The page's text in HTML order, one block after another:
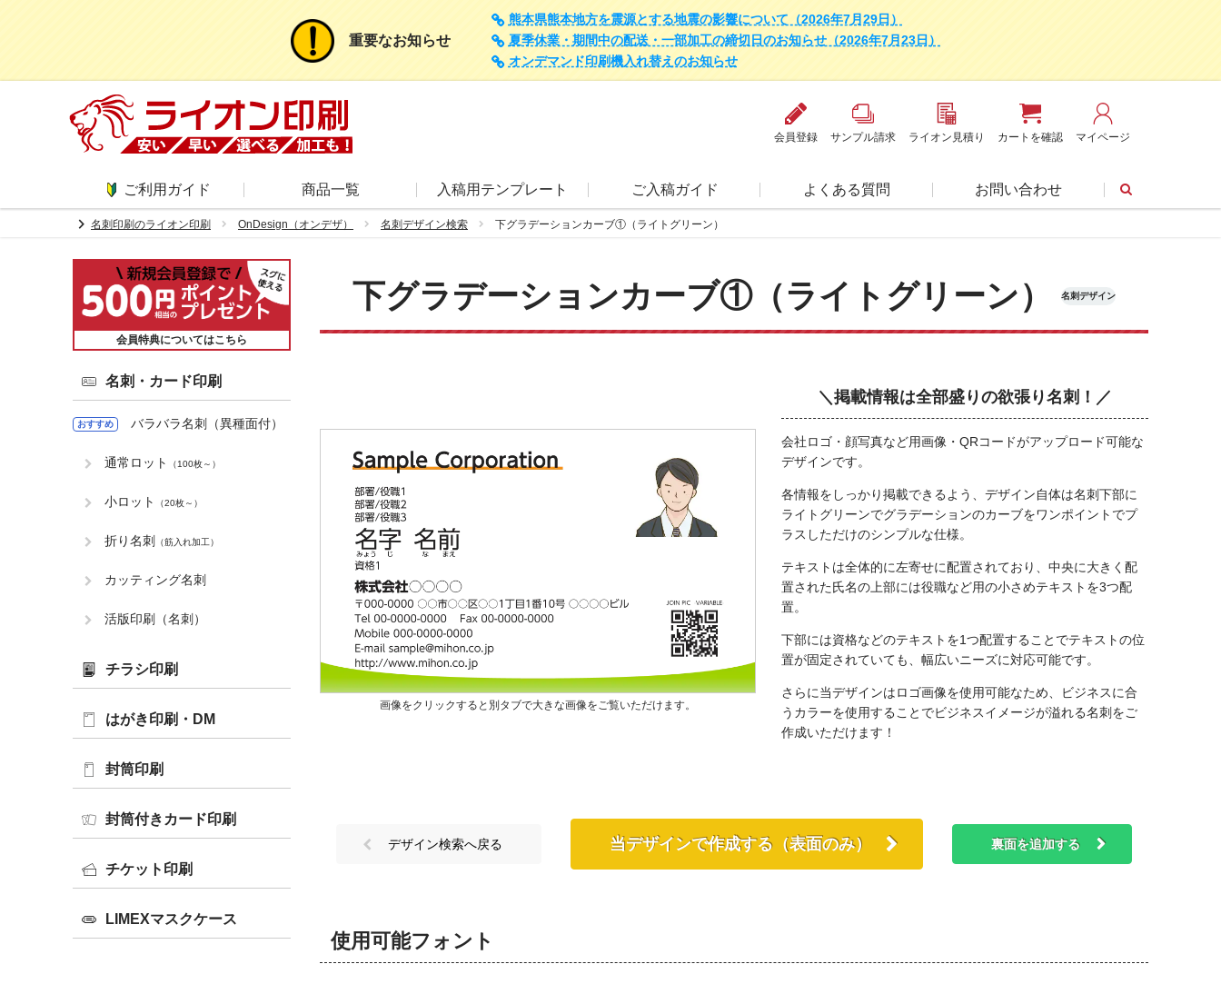
重要なお知らせ
熊本県熊本地方を震源とする地震の影響について（2026年7月29日）
夏季休業・期間中の配送・一部加工の締切日のお知らせ（2026年7月23日）
オンデマンド印刷機入れ替えのお知らせ
会員登録 サンプル請求 ライオン見積り カートを確認 マイページ
ご利用ガイド 商品一覧 入稿用テンプレート ご入稿ガイド よくある質問 お問い合わせ
chevron_right 名刺印刷のライオン印刷 OnDesign（オンデザ） 名刺デザイン検索 下グラデーションカーブ①（ライトグリーン）
下グラデーションカーブ①（ライトグリーン） 名刺デザイン
画像をクリックすると別タブで大きな画像をご覧いただけます。
＼掲載情報は全部盛りの欲張り名刺！／
会社ロゴ・顔写真など用画像・QRコードがアップロード可能な
デザインです。
各情報をしっかり掲載できるよう、デザイン自体は名刺下部に
ライトグリーンでグラデーションのカーブをワンポイントでプ
ラスしただけのシンプルな仕様。
テキストは全体的に左寄せに配置されており、中央に大きく配
置された氏名の上部には役職など用の小さめテキストを3つ配
置。
下部には資格などのテキストを1つ配置することでテキストの位
置が固定されていても、幅広いニーズに対応可能です。
さらに当デザインはロゴ画像を使用可能なため、ビジネスに合
うカラーを使用することでビジネスイメージが溢れる名刺をご
作成いただけます！
デザイン検索へ戻る 当デザインで作成する（表面のみ） 裏面を追加する
使用可能フォント
会員特典についてはこちら
名刺・カード印刷
おすすめ バラバラ名刺（異種面付）
通常ロット （100枚～）
小ロット （20枚～）
折り名刺 （筋入れ加工）
カッティング名刺
活版印刷（名刺）
チラシ印刷
はがき印刷・DM
封筒印刷
封筒付きカード印刷
チケット印刷
LIMEXマスクケース